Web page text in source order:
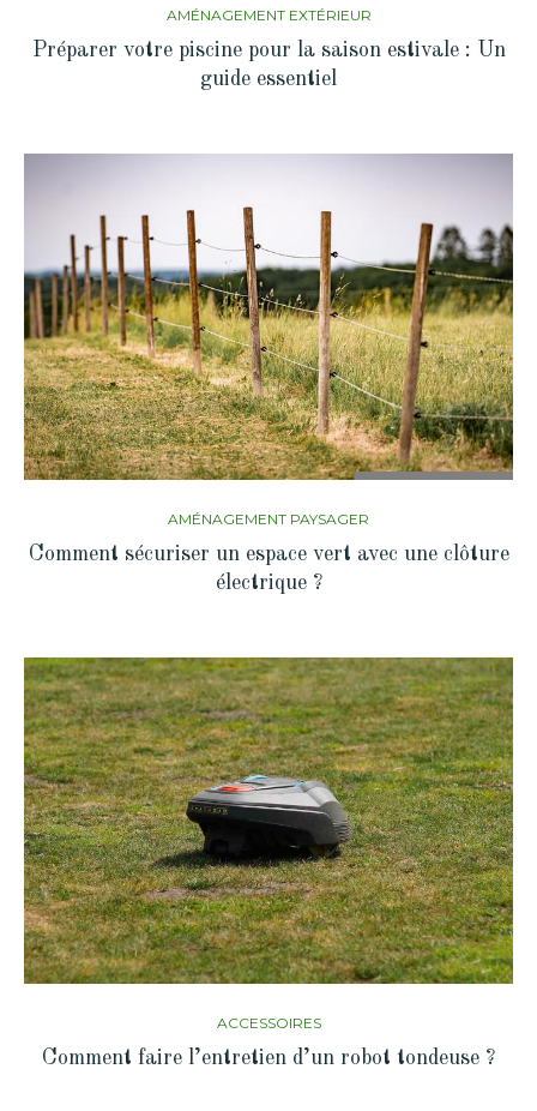
AMÉNAGEMENT EXTÉRIEUR
Préparer votre piscine pour la saison estivale : Un
guide essentiel
AMÉNAGEMENT PAYSAGER
Comment sécuriser un espace vert avec une clôture
électrique ?
ACCESSOIRES
Comment faire l’entretien d’un robot tondeuse ?